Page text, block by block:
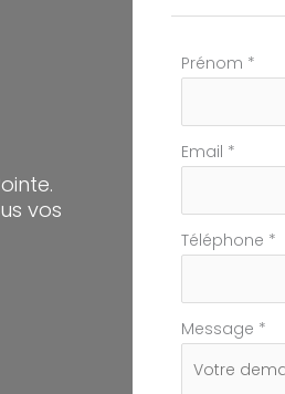
vos
Formulaire
téléphone
Prénom *
Email *
Téléphone *
Message *